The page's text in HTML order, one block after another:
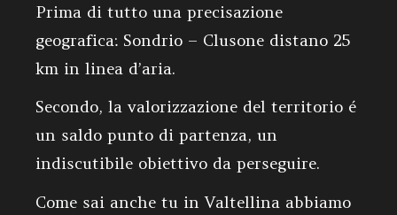
Prima di tutto una precisazione
geografica: Sondrio – Clusone distano 25
km in linea d’aria.
Secondo, la valorizzazione del territorio é
un saldo punto di partenza, un
indiscutibile obiettivo da perseguire.
Come sai anche tu in Valtellina abbiamo